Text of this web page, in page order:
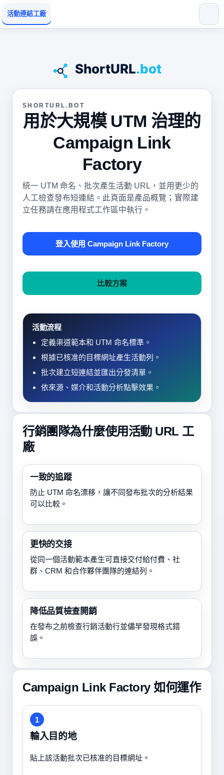
活動連結工廠
SHORTURL.BOT
用於大規模 UTM 治理的
Campaign Link
Factory
統一 UTM 命名、批次產生活動 URL，並用更少的
人工檢查發布短連結。此頁面是產品概覽；實際建
立任務請在應用程式工作區中執行。
登入使用 Campaign Link Factory
比較方案
活動流程
定義渠道範本和 UTM 命名標準。
根據已核准的目標網址產生活動列。
批次建立短連結並匯出分發清單。
依來源、媒介和活動分析點擊效果。
行銷團隊為什麼使用活動 URL 工
廠
一致的追蹤
防止 UTM 命名漂移，讓不同發布批次的分析結果
可以比較。
更快的交接
從同一個活動範本產生可直接交付給付費、社
群、CRM 和合作夥伴團隊的連結列。
降低品質檢查開銷
在發布之前檢查行銷活動行並儘早發現格式錯
誤。
Campaign Link Factory 如何運作
1
輸入目的地
貼上該活動批次已核准的目標網址。